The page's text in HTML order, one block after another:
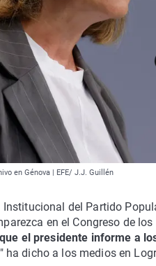
en Génova | EFE/ J.J. Guillén
del Partido
en el Congreso de
el presidente informe a
ha dicho a los medios en